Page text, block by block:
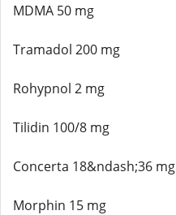
MDMA 50 mg
Tramadol 200 mg
Rohypnol 2 mg
Tilidin 100/8 mg
Concerta 18&ndash;36 mg
Morphin 15 mg